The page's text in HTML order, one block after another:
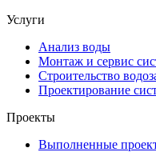
Услуги
Анализ воды
Монтаж и сервис
Строительство
Проектирование
Проекты
Выполненные